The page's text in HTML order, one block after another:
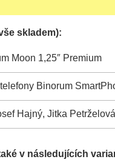
skladem):
Moon 1,25″ Premium
Binorum
Hajný, Jitka
v následujících